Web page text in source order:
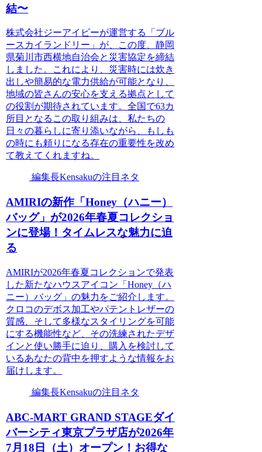
結〜
株式会社ジーアイビーが運営する「ブル
ースカイランドリー」が、この度、静岡
県菊川市西横地自治会と災害協定を締結
しました。これにより、災害時には炊き
出しや簡易的な電力供給が可能となり、
地域の皆さんの安心を支える拠点として
の役割が期待されています。全国で63カ
所目となるこの取り組みは、私たちの
日々の暮らしに寄り添いながら、もしも
の時にも頼りになる存在の重要性を改め
て教えてくれますね。
編集長Kensakuの注目ネタ
AMIRIの新作「Honey（ハニー）
バッグ」が2026年春夏コレクショ
ンに登場！タイムレスな魅力に迫
る
AMIRIが2026年春夏コレクションで発表
した新たなハウスアイコン「Honey（ハ
ニー）バッグ」の魅力をご紹介します。
クロコのデボス加工やパテントレザーの
質感、そして多様なスタイリングを可能
にする機能性など、その洗練されたデザ
インと使い勝手に迫り、購入を検討して
いるあなたの背中を押すような情報をお
届けします。
編集長Kensakuの注目ネタ
ABC-MART GRAND STAGEダイ
バーシティ東京プラザ店が2026年
7月18日（土）オープン！お得な